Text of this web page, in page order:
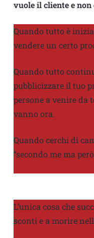
vuole il cliente e
Quando tutto è
vendere un certo
Quando tutto
pubblicizzare il tuo
persone a venire da
vanno ora.
Quando cerchi di
“secondo me ma
L’unica cosa che
sconti e a morire